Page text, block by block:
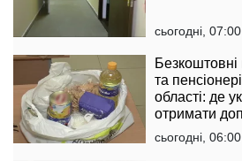
сьогодні, 07:00
та
області: де
отримати
сьогодні, 06:00